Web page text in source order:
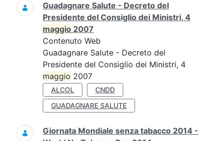
Guadagnare Salute - Decreto del
Presidente del Consiglio dei Ministri, 4
maggio 2007
Contenuto Web
Guadagnare Salute - Decreto del
Presidente del Consiglio dei Ministri, 4
maggio 2007
ALCOL
CNDD
GUADAGNARE SALUTE
Giornata Mondiale senza tabacco 2014 -